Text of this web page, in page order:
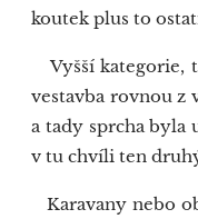
koutek plus to
Vyšší kategorie,
vestavba rovnou z
a tady sprcha byla
v tu chvíli ten
Karavany nebo